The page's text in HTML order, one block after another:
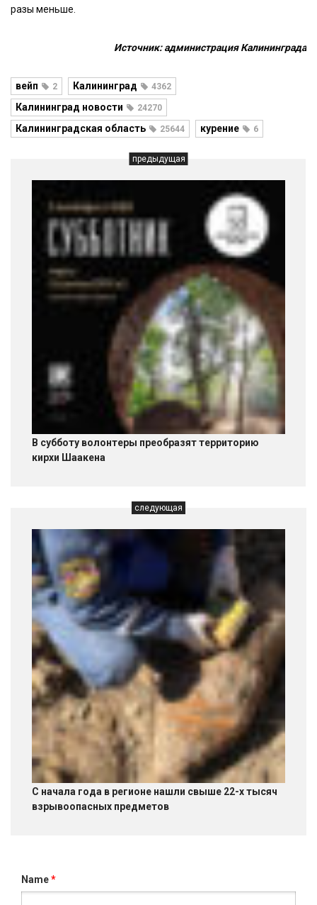
разы меньше.
Источник: администрация Калининграда
вейп 2 Калининград 4362
Калининград новости 24270
Калининградская область 25644 курение 6
предыдущая
В субботу волонтеры преобразят территорию
кирхи Шаакена
следующая
С начала года в регионе нашли свыше 22-х тысяч
взрывоопасных предметов
Name*